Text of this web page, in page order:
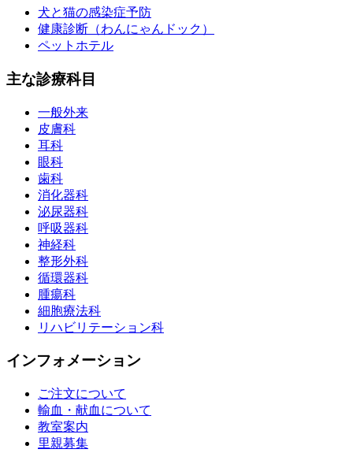
犬と猫の感染症予防
健康診断（わんにゃんドック）
ペットホテル
主な診療科目
一般外来
皮膚科
耳科
眼科
歯科
消化器科
泌尿器科
呼吸器科
神経科
整形外科
循環器科
腫瘍科
細胞療法科
リハビリテーション科
インフォメーション
ご注文について
輸血・献血について
教室案内
里親募集